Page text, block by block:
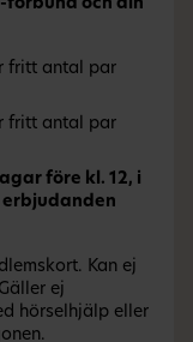
förbund och din
fritt antal par
fritt antal par
före kl. 12, i
erbjudanden
Kan ej
ej
hörselhjälp eller